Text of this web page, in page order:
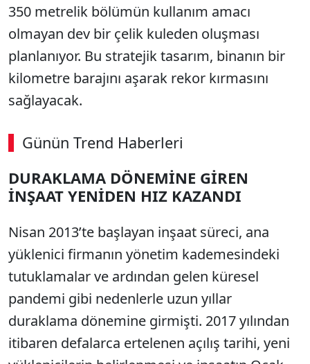
350 metrelik bölümün kullanım amacı
olmayan dev bir çelik kuleden oluşması
planlanıyor. Bu stratejik tasarım, binanın bir
kilometre barajını aşarak rekor kırmasını
sağlayacak.
Günün Trend Haberleri
DURAKLAMA DÖNEMİNE GİREN
İNŞAAT YENİDEN HIZ KAZANDI
Nisan 2013’te başlayan inşaat süreci, ana
yüklenici firmanın yönetim kademesindeki
tutuklamalar ve ardından gelen küresel
pandemi gibi nedenlerle uzun yıllar
duraklama dönemine girmişti. 2017 yılından
itibaren defalarca ertelenen açılış tarihi, yeni